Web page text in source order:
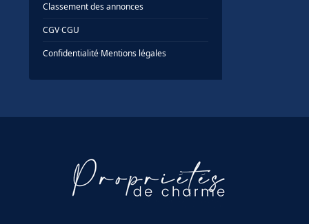
Classement des annonces
CGV·CGU
Confidentialité·Mentions légales